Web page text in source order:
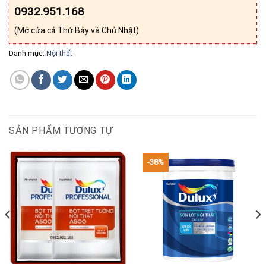
0932.951.168
(Mở cửa cả Thứ Bảy và Chủ Nhật)
Danh mục: Nội thất
SẢN PHẨM TƯƠNG TỰ
-38%